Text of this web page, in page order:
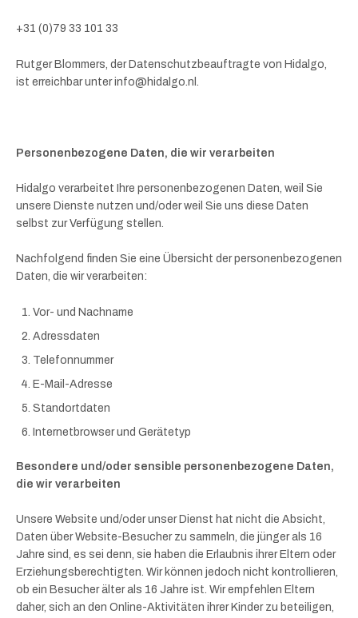
+31 (0)79 33 101 33
Rutger Blommers, der Datenschutzbeauftragte von Hidalgo,
ist erreichbar unter info@hidalgo.nl.
Personenbezogene Daten, die wir verarbeiten
Hidalgo verarbeitet Ihre personenbezogenen Daten, weil Sie
unsere Dienste nutzen und/oder weil Sie uns diese Daten
selbst zur Verfügung stellen.
Nachfolgend finden Sie eine Übersicht der personenbezogenen
Daten, die wir verarbeiten:
Vor- und Nachname
Adressdaten
Telefonnummer
E-Mail-Adresse
Standortdaten
Internetbrowser und Gerätetyp
Besondere und/oder sensible personenbezogene Daten,
die wir verarbeiten
Unsere Website und/oder unser Dienst hat nicht die Absicht,
Daten über Website-Besucher zu sammeln, die jünger als 16
Jahre sind, es sei denn, sie haben die Erlaubnis ihrer Eltern oder
Erziehungsberechtigten. Wir können jedoch nicht kontrollieren,
ob ein Besucher älter als 16 Jahre ist. Wir empfehlen Eltern
daher, sich an den Online-Aktivitäten ihrer Kinder zu beteiligen,